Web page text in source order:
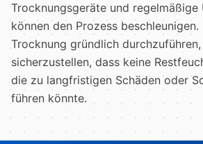
Trocknungsgeräte und regelmäßige
können den Prozess
Trocknung gründlich durchzuführen,
sicherzustellen, dass keine
die zu langfristigen Schäden oder
führen könnte.